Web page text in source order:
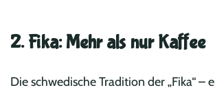
2. Fika: Mehr als nur Kaffee
Die schwedische Tradition der „Fika“ –